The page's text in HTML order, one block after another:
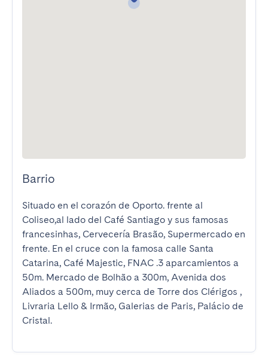
Barrio
Situado en el corazón de Oporto. frente al
Coliseo,al lado del Café Santiago y sus famosas
francesinhas, Cervecería Brasão, Supermercado en
frente. En el cruce con la famosa calle Santa
Catarina, Café Majestic, FNAC .3 aparcamientos a
50m. Mercado de Bolhão a 300m, Avenida dos
Aliados a 500m, muy cerca de Torre dos Clérigos ,
Livraria Lello & Irmão, Galerias de Paris, Palácio de
Cristal.